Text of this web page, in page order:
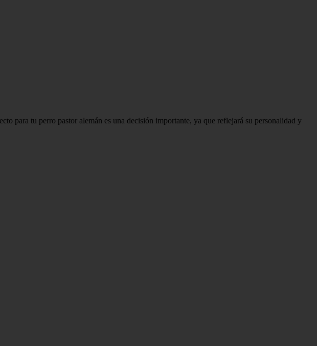
para tu perro pastor alemán es una decisión importante, ya que reflejará su personalidad y